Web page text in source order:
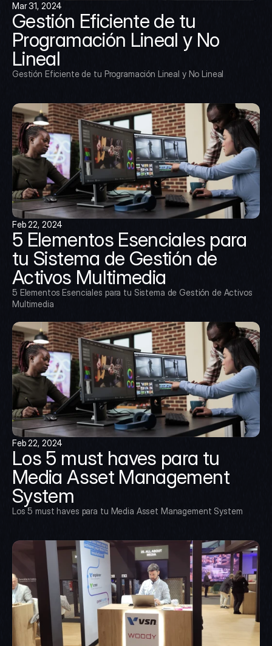
Mar 31, 2024
Gestión Eficiente de tu
Programación Lineal y No
Lineal
Gestión Eficiente de tu Programación Lineal y No Lineal
Feb 22, 2024
5 Elementos Esenciales para
tu Sistema de Gestión de
Activos Multimedia
5 Elementos Esenciales para tu Sistema de Gestión de Activos
Multimedia
Feb 22, 2024
Los 5 must haves para tu
Media Asset Management
System
Los 5 must haves para tu Media Asset Management System